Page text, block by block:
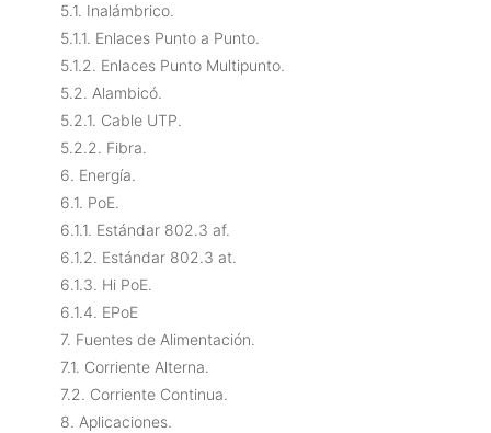
5.1. Inalámbrico.
5.1.1. Enlaces Punto a Punto.
5.1.2. Enlaces Punto Multipunto.
5.2. Alambicó.
5.2.1. Cable UTP.
5.2.2. Fibra.
6. Energía.
6.1. PoE.
6.1.1. Estándar 802.3 af.
6.1.2. Estándar 802.3 at.
6.1.3. Hi PoE.
6.1.4. EPoE
7. Fuentes de Alimentación.
7.1. Corriente Alterna.
7.2. Corriente Continua.
8. Aplicaciones.